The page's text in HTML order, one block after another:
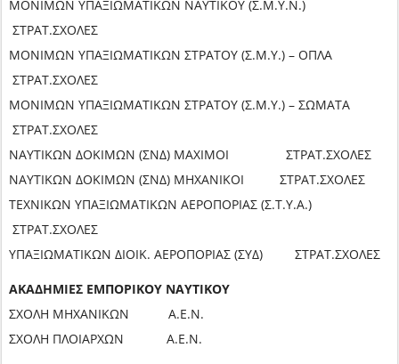
ΜΟΝΙΜΩΝ ΥΠΑΞΙΩΜΑΤΙΚΩΝ ΝΑΥΤΙΚΟΥ (Σ.Μ.Υ.Ν.)
ΣΤΡΑΤ.ΣΧΟΛΕΣ
ΜΟΝΙΜΩΝ ΥΠΑΞΙΩΜΑΤΙΚΩΝ ΣΤΡΑΤΟΥ (Σ.Μ.Υ.) – ΟΠΛΑ
ΣΤΡΑΤ.ΣΧΟΛΕΣ
ΜΟΝΙΜΩΝ ΥΠΑΞΙΩΜΑΤΙΚΩΝ ΣΤΡΑΤΟΥ (Σ.Μ.Υ.) – ΣΩΜΑΤΑ
ΣΤΡΑΤ.ΣΧΟΛΕΣ
ΝΑΥΤΙΚΩΝ ΔΟΚΙΜΩΝ (ΣΝΔ) ΜΑΧΙΜΟΙ ΣΤΡΑΤ.ΣΧΟΛΕΣ
ΝΑΥΤΙΚΩΝ ΔΟΚΙΜΩΝ (ΣΝΔ) ΜΗΧΑΝΙΚΟΙ ΣΤΡΑΤ.ΣΧΟΛΕΣ
ΤΕΧΝΙΚΩΝ ΥΠΑΞΙΩΜΑΤΙΚΩΝ ΑΕΡΟΠΟΡΙΑΣ (Σ.Τ.Υ.Α.)
ΣΤΡΑΤ.ΣΧΟΛΕΣ
ΥΠΑΞΙΩΜΑΤΙΚΩΝ ΔΙΟΙΚ. ΑΕΡΟΠΟΡΙΑΣ (ΣΥΔ) ΣΤΡΑΤ.ΣΧΟΛΕΣ
ΑΚΑΔΗΜΙΕΣ ΕΜΠΟΡΙΚΟΥ ΝΑΥΤΙΚΟΥ
ΣΧΟΛΗ ΜΗΧΑΝΙΚΩΝ Α.Ε.Ν.
ΣΧΟΛΗ ΠΛΟΙΑΡΧΩΝ Α.Ε.Ν.